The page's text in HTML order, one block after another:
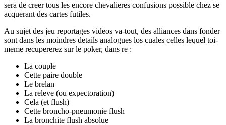
sera de creer tous les encore chevalieres confusions possible chez se
acquerant des cartes futiles.
Au sujet des jeu reportages videos va-tout, des alliances dans fonder
sont dans les moindres details analogues los cuales celles lequel toi-
meme recupererez sur le poker, dans re :
La couple
Cette paire double
Le brelan
La releve (ou expectoration)
Cela (et flush)
Cette broncho-pneumonie flush
La bronchite flush absolue